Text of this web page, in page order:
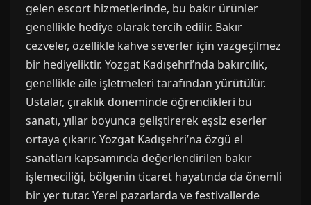
gelen escort hizmetlerinde, bu bakır ürünler
genellikle hediye olarak tercih edilir. Bakır
cezveler, özellikle kahve severler için vazgeçilmez
bir hediyeliktir. Yozgat Kadışehri’nda bakırcılık,
genellikle aile işletmeleri tarafından yürütülür.
Ustalar, çıraklık döneminde öğrendikleri bu
sanatı, yıllar boyunca geliştirerek eşsiz eserler
ortaya çıkarır. Yozgat Kadışehri’na özgü el
sanatları kapsamında değerlendirilen bakır
işlemeciliği, bölgenin ticaret hayatında da önemli
bir yer tutar. Yerel pazarlarda ve festivallerde